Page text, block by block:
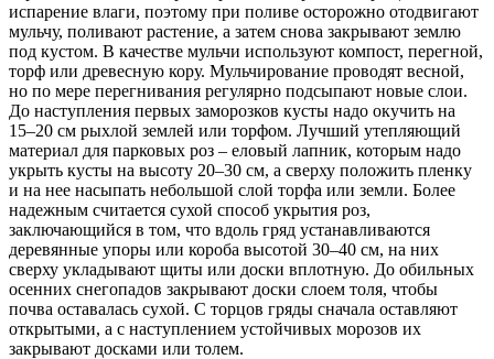
испарение влаги, поэтому при поливе осторожно отодвигают
мульчу, поливают растение, а затем снова закрывают землю
под кустом. В качестве мульчи используют компост, перегной,
торф или древесную кору. Мульчирование проводят весной,
но по мере перегнивания регулярно подсыпают новые слои.
До наступления первых заморозков кусты надо окучить на
15–20 см рыхлой землей или торфом. Лучший утепляющий
материал для парковых роз – еловый лапник, которым надо
укрыть кусты на высоту 20–30 см, а сверху положить пленку
и на нее насыпать небольшой слой торфа или земли. Более
надежным считается сухой способ укрытия роз,
заключающийся в том, что вдоль гряд устанавливаются
деревянные упоры или короба высотой 30–40 см, на них
сверху укладывают щиты или доски вплотную. До обильных
осенних снегопадов закрывают доски слоем толя, чтобы
почва оставалась сухой. С торцов гряды сначала оставляют
открытыми, а с наступлением устойчивых морозов их
закрывают досками или толем.